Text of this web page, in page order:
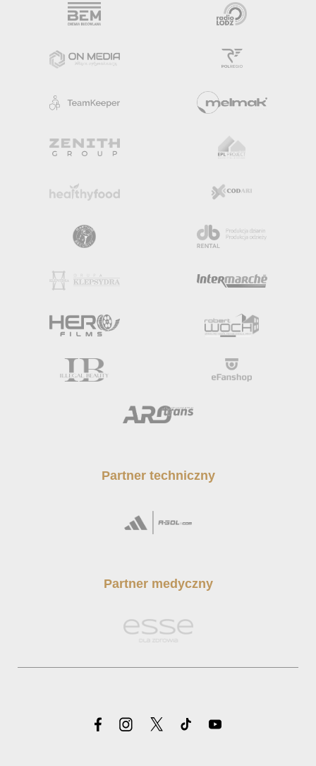
Partner techniczny
Partner medyczny